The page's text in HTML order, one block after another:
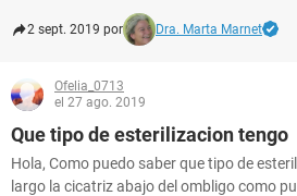
2 sept. 2019 por Dra. Marta Marnet
Ofelia_0713
el 27 ago. 2019
Que tipo de esterilizacion tengo
Hola, Como puedo saber que tipo de
largo la cicatriz abajo del ombligo como